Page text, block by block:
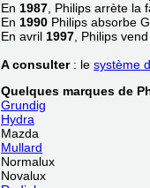
En 1987 , Philips arrète la
En 1990 Philips absorbe
En avril 1997 , Philips vend
A consulter: le système
Quelques marques de
Grundig
Hydra
Mazda
Mullard
Normalux
Novalux